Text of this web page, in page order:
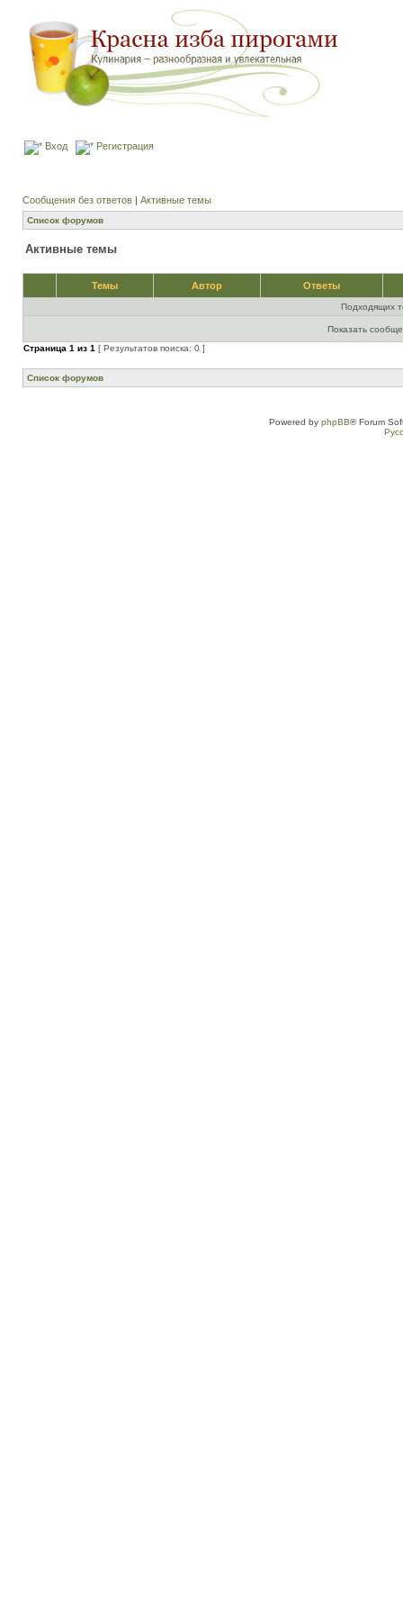
Вход Регистрация
Сообщения без ответов | Активные темы
Список форумов
Активные темы
Темы Автор Ответы
Подходящих
Показать
Страница 1 из 1 [ Результатов поиска: 0 ]
Список форумов
Powered by phpBB® Forum